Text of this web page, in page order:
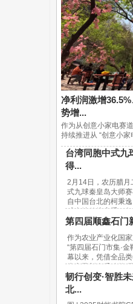
净利润激增
势增...
作为从创意小家电赛
持续推进从 “创意小家
台湾同胞中式九
得...
2月14日，农历腊月
式九球秦皇岛大师
自中国台北的柯秉
球内地传统高手，
第四届顺鑫石门
作为农业产业化国
“第四届石门市集·
幕以来，凭借全品
为市民新春采购的“
韧行创变·智胜
北...